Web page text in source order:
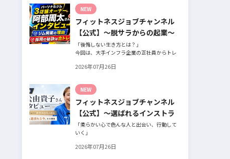
ッフの採用基準、実際に採用されたスタッフ
の皆様からは働き甲斐や動機、お客様からは
そのスタッフの皆様がつくる施設やフィット
ネスについての魅力を語っていただきまし
た。
NEW
フィットネスジョブチャンネル
【公式】～脱サラからの起業～
「後悔しない生き方とは？」
今回は、大手インフラ企業の正社員からトレ
転身された、パーソナルジム「ギフト」代表
今の仕事や環境を変えたい！とお悩みの方、
必見です！
2026年07月26日
NEW
フィットネスジョブチャンネル
【公式】～選ばれるインストラ
クターになるには～
「柔らかい心で色んな人と出会い、行動して
いく」
ったことに挑戦したり、周囲のすすめに素直
2026年07月26日